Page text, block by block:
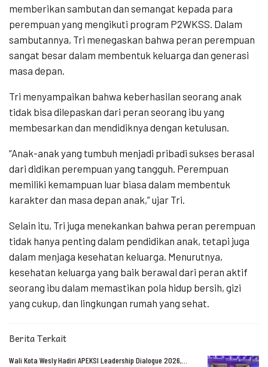
memberikan sambutan dan semangat kepada para
perempuan yang mengikuti program P2WKSS. Dalam
sambutannya, Tri menegaskan bahwa peran perempuan
sangat besar dalam membentuk keluarga dan generasi
masa depan.
Tri menyampaikan bahwa keberhasilan seorang anak
tidak bisa dilepaskan dari peran seorang ibu yang
membesarkan dan mendidiknya dengan ketulusan.
“Anak-anak yang tumbuh menjadi pribadi sukses berasal
dari didikan perempuan yang tangguh. Perempuan
memiliki kemampuan luar biasa dalam membentuk
karakter dan masa depan anak,” ujar Tri.
Selain itu, Tri juga menekankan bahwa peran perempuan
tidak hanya penting dalam pendidikan anak, tetapi juga
dalam menjaga kesehatan keluarga. Menurutnya,
kesehatan keluarga yang baik berawal dari peran aktif
seorang ibu dalam memastikan pola hidup bersih, gizi
yang cukup, dan lingkungan rumah yang sehat.
Berita Terkait
Wali Kota Wesly Hadiri APEKSI Leadership Dialogue 2026,…